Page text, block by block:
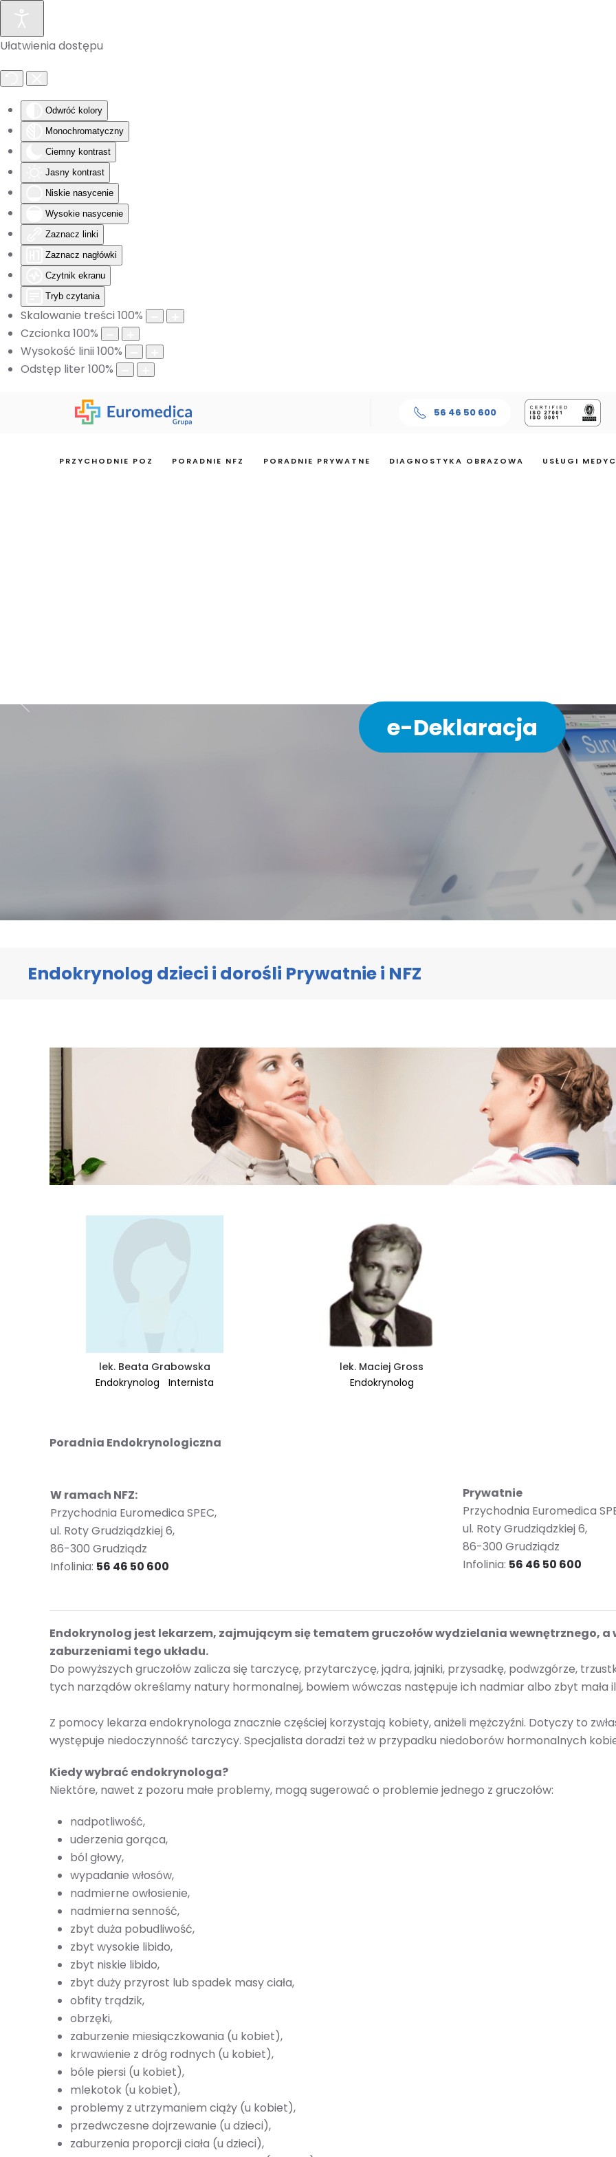
Ułatwienia dostępu
Odwróć kolory
Monochromatyczny
Ciemny kontrast
Jasny kontrast
Niskie nasycenie
Wysokie nasycenie
Zaznacz linki
Zaznacz nagłówki
Czytnik ekranu
Tryb czytania
Skalowanie treści 100%
Czcionka 100%
Wysokość linii 100%
Odstęp liter100%
Skip to main content
56 46 50 600
PRZYCHODNIE POZ PORADNIE NFZ PORADNIE PRYWATNE DIAGNOSTYKA OBRAZOWA USŁUGI
e-Deklaracja
Endokrynolog dzieci i dorośli Prywatnie i NFZ
lek. Beata Grabowska
Endokrynolog
Internista
lek. Maciej Gross
Endokrynolog
Poradnia Endokrynologiczna
W ramach NFZ:
Przychodnia Euromedica SPEC,
ul. Roty Grudziądzkiej 6,
86-300 Grudziądz
Infolinia: 56 46 50 600
Prywatnie
Przychodnia Euromedica
ul. Roty Grudziądzkiej 6,
86-300 Grudziądz
Infolinia: 56 46 50 600
Endokrynolog jest lekarzem, zajmującym się tematem gruczołów wydzielania wewnętrznego,
zaburzeniami tego układu.
Do powyższych gruczołów zalicza się tarczycę, przytarczycę, jądra, jajniki, przysadkę, podwzgórze,
tych narządów określamy natury hormonalnej, bowiem wówczas następuje ich nadmiar albo zbyt mała
Z pomocy lekarza endokrynologa znacznie częściej korzystają kobiety, aniżeli mężczyźni. Dotyczy to
występuje niedoczynność tarczycy. Specjalista doradzi też w przypadku niedoborów hormonalnych
Kiedy wybrać endokrynologa?
Niektóre, nawet z pozoru małe problemy, mogą sugerować o problemie jednego z gruczołów:
nadpotliwość,
uderzenia gorąca,
ból głowy,
wypadanie włosów,
nadmierne owłosienie,
nadmierna senność,
zbyt duża pobudliwość,
zbyt wysokie libido,
zbyt niskie libido,
zbyt duży przyrost lub spadek masy ciała,
obfity trądzik,
obrzęki,
zaburzenie miesiączkowania (u kobiet),
krwawienie z dróg rodnych (u kobiet),
bóle piersi (u kobiet),
mlekotok (u kobiet),
problemy z utrzymaniem ciąży (u kobiet),
przedwczesne dojrzewanie (u dzieci),
zaburzenia proporcji ciała (u dzieci),